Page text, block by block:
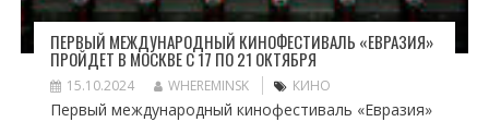
ПЕРВЫЙ МЕЖДУНАРОДНЫЙ КИНОФЕСТИВАЛЬ «ЕВРАЗИЯ»
ПРОЙДЕТ В МОСКВЕ С 17 ПО 21 ОКТЯБРЯ
15.10.2024 WHEREMINSK КИНО
Первый международный кинофестиваль «Евразия»